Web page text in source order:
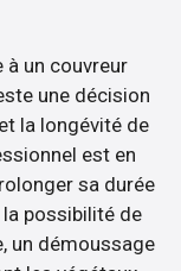
à un couvreur
une décision
la longévité de
est en
sa durée
la possibilité de
un démoussage